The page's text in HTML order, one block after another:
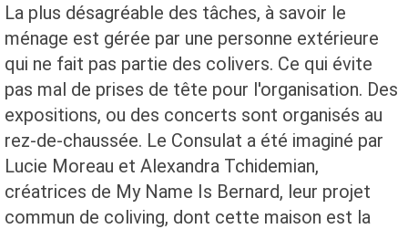
La plus désagréable des tâches, à savoir le
ménage est gérée par une personne extérieure
qui ne fait pas partie des colivers. Ce qui évite
pas mal de prises de tête pour l'organisation. Des
expositions, ou des concerts sont organisés au
rez-de-chaussée. Le Consulat a été imaginé par
Lucie Moreau et Alexandra Tchidemian,
créatrices de My Name Is Bernard, leur projet
commun de coliving, dont cette maison est la